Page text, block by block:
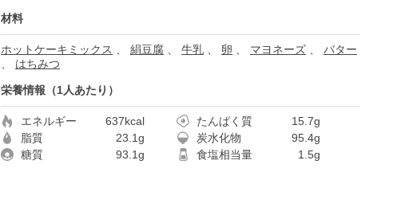
材料
ホットケーキミックス 絹豆腐 牛乳 卵 マヨネーズ
バター
はちみつ
栄養情報（1人あたり）
エネルギー 637kcal たんぱく質
15.7g
脂質
23.1g 炭水化物
95.4g
糖質
93.1g 食塩相当量 1.5g